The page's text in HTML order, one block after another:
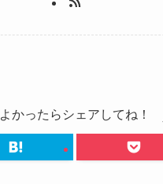
よかったらシェアしてね！